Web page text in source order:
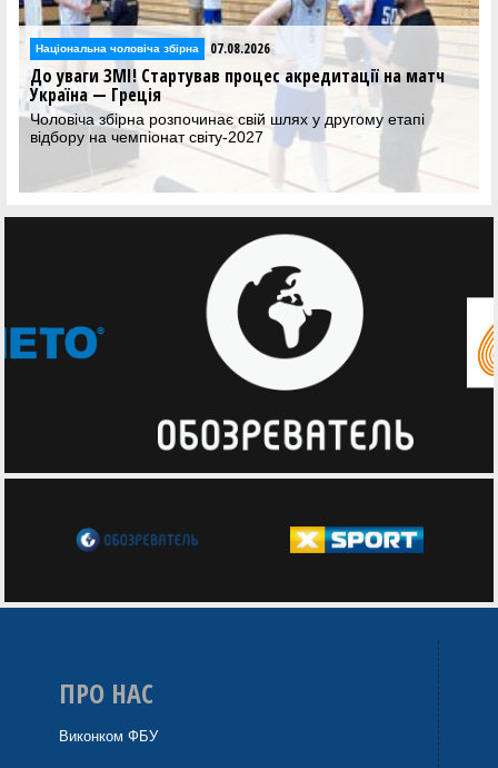
Національна чоловіча збірна 07.08.2026
До уваги ЗМІ! Стартував процес акредитації на матч
Україна — Греція
Чоловіча збірна розпочинає свій шлях у другому етапі
відбору на чемпіонат світу-2027
ПРО НАС
Виконком ФБУ